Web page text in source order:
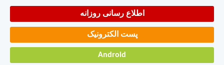
اطلاع رسانی روزانه
پست الکترونیک
Android